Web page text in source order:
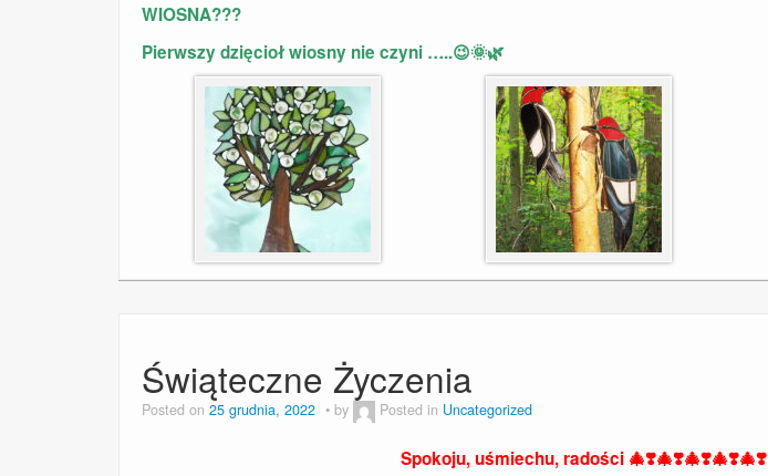
WIOSNA???
Pierwszy dzięcioł wiosny nie czyni …..😉🌞🌿
Świąteczne Życzenia
Posted on 25 grudnia, 2022 by Posted in Uncategorized
Spokoju, uśmiechu, radości 🎄❣️🎄❣️🎄❣️🎄❣️🎄❣️